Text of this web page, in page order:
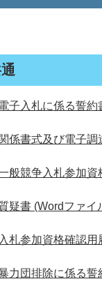
子入札に係る誓
係書式及び電子
般競争入札参加資
疑書 (Wordファイ
入札参加資格確認
力団排除に係る誓